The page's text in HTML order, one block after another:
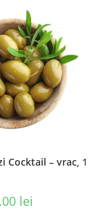
Cocktail – vrac,
lei